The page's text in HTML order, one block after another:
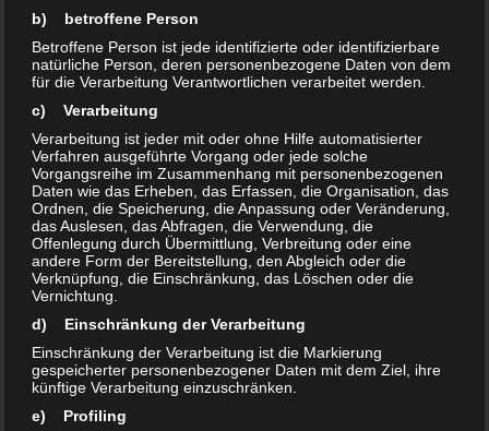
nach:
NEUESTE BEITRÄGE
GenAI bis Cybersecurity
Spielwarenmesse Nürnberg 2023: Trends, Brettspiel-
Neuheiten & Spieleerfindermesse
Ausstellung in Leipzig #DeutschlandDigital
Automobile Legenden auf der Retro Classics 2022 Messe
Stuttgart
b) betroffene Person
Betroffene Person ist jede identifizierte oder identifizierbare
natürliche Person, deren personenbezogene Daten von dem
für die Verarbeitung Verantwortlichen verarbeitet werden.
c) Verarbeitung
Verarbeitung ist jeder mit oder ohne Hilfe automatisierter
Verfahren ausgeführte Vorgang oder jede solche
Vorgangsreihe im Zusammenhang mit personenbezogenen
Daten wie das Erheben, das Erfassen, die Organisation, das
Ordnen, die Speicherung, die Anpassung oder Veränderung,
das Auslesen, das Abfragen, die Verwendung, die
Offenlegung durch Übermittlung, Verbreitung oder eine
andere Form der Bereitstellung, den Abgleich oder die
Verknüpfung, die Einschränkung, das Löschen oder die
Vernichtung.
d) Einschränkung der Verarbeitung
Einschränkung der Verarbeitung ist die Markierung
gespeicherter personenbezogener Daten mit dem Ziel, ihre
künftige Verarbeitung einzuschränken.
e) Profiling